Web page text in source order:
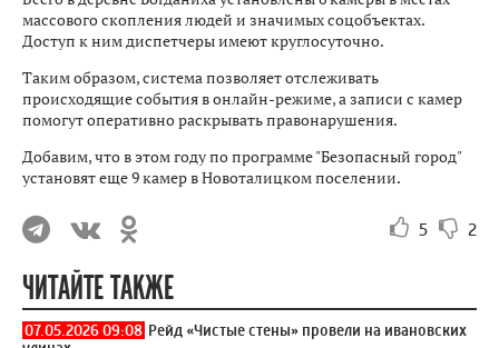
Фото: Администрация Ивановского района
Систему наружного видеонаблюдения установили в
Ивановском районе. Это стало возможным благодаря
ознакомился с возможностями аппаратно-программного
комплекса.
Всего в деревне Богданиха установлены 6 камеры в местах
массового скопления людей и значимых соцобъектах.
Доступ к ним диспетчеры имеют круглосуточно.